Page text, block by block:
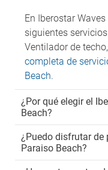
En Iberostar
siguientes
Ventilador de
completa de
Beach.
¿Por qué elegir el
Beach?
¿Puedo disfrutar de
Paraiso Beach?